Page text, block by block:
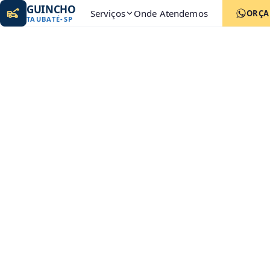
GUINCHO
TAUBATÉ-SP Serviços Onde Atendemos